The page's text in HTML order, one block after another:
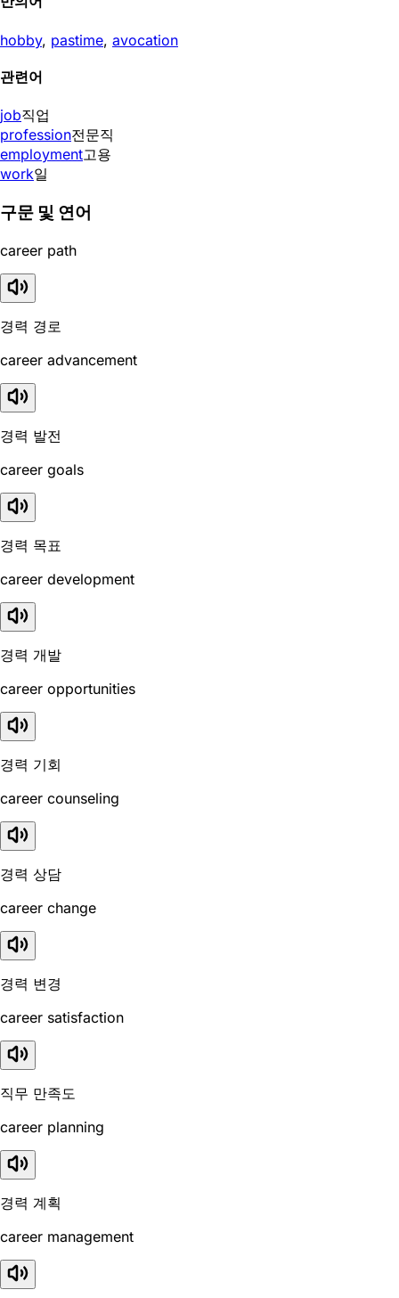
hobby, pastime, avocation
관련어
job직업
profession전문직
employment고용
work일
구문 및 연어
career path
경력 경로
career advancement
경력 발전
career goals
경력 목표
career development
경력 개발
career opportunities
경력 기회
career counseling
경력 상담
career change
경력 변경
career satisfaction
직무 만족도
career planning
경력 계획
career management